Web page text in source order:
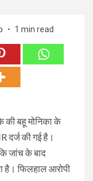
1 min read
की बहू मोनिका के
दर्ज की गई है।
जांच के बाद
है। फिलहाल आरोपी